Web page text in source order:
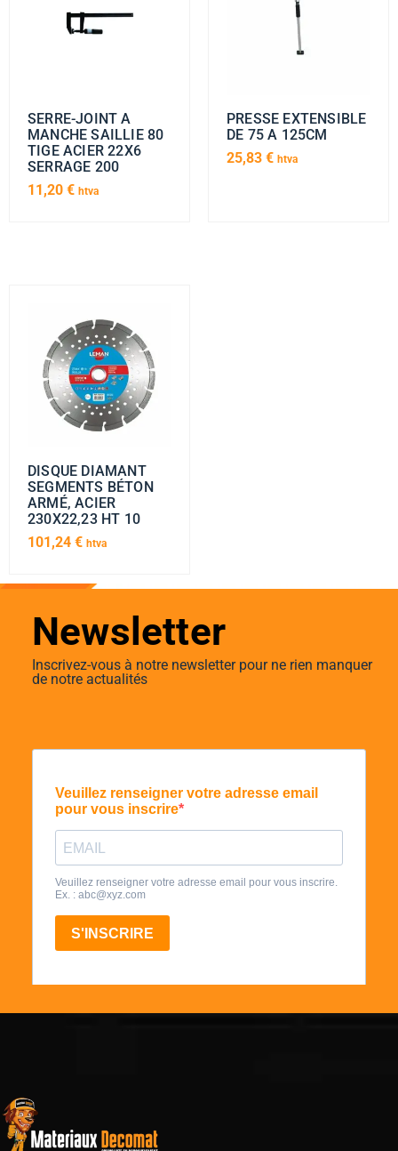
SERRE-JOINT A
MANCHE SAILLIE 80
TIGE ACIER 22X6
SERRAGE 200
11,20 € htva
PRESSE EXTENSIBLE
DE 75 A 125CM
25,83 € htva
DISQUE DIAMANT
SEGMENTS BÉTON
ARMÉ, ACIER
230X22,23 HT 10
101,24 € htva
Newsletter
Inscrivez-vous à notre newsletter pour ne rien manquer
de notre actualités